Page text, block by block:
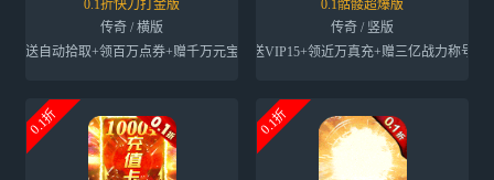
0.1折快刀打金版
传奇 / 横版
送自动拾取+领百万点券+赠千万元宝
0.1骷髅超爆版
传奇 / 竖版
送VIP15+领近万真充+赠三亿战力称号
0.1折 0.1折